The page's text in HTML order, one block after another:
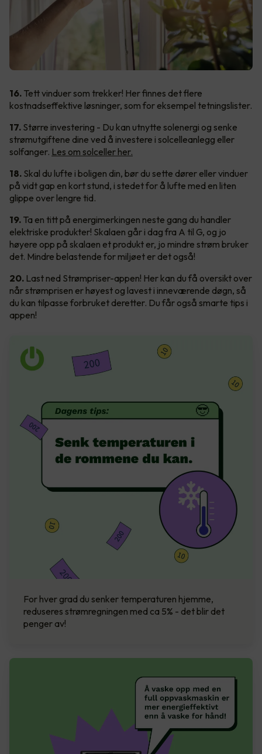
16. Tett vinduer som trekker! Her finnes det flere
kostnadseffektive løsninger, som for eksempel tetningslister.
17. Større investering - Du kan utnytte solenergi og senke
strømutgiftene dine ved å investere i solcelleanlegg eller
solfanger. Les om solceller her.
18. Skal du lufte i boligen din, bør du sette dører eller vinduer
på vidt gap en kort stund, i stedet for å lufte med en liten
glippe over lengre tid.
19. Ta en titt på energimerkingen neste gang du handler
elektriske produkter! Skalaen går i dag fra A til G, og jo
høyere opp på skalaen et produkt er, jo mindre strøm bruker
det. Mindre belastende for miljøet er det også!
20. Last ned Strømpriser-appen! Her kan du få oversikt over
når strømprisen er høyest og lavest i inneværende døgn, så
du kan tilpasse forbruket deretter. Du får også smarte tips i
appen!
For hver grad du senker temperaturen hjemme,
reduseres strømregningen med ca 5% - det blir det
penger av!